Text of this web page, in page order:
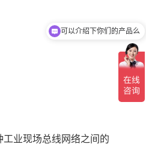
业现场总线网络之间的
你们是怎么收费的呢